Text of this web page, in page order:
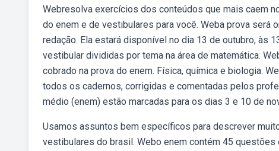
Webresolva exercícios dos conteúdos que mais caem
do enem e de vestibulares para você. Weba prova será
redação. Ela estará disponível no dia 13 de outubro, às
vestibular divididas por tema na área de matemática.
cobrado na prova do enem. Física, química e biologia.
todos os cadernos, corrigidas e comentadas pelos
médio (enem) estão marcadas para os dias 3 e 10 de
Usamos assuntos bem específicos para descrever
vestibulares do brasil. Webo enem contém 45